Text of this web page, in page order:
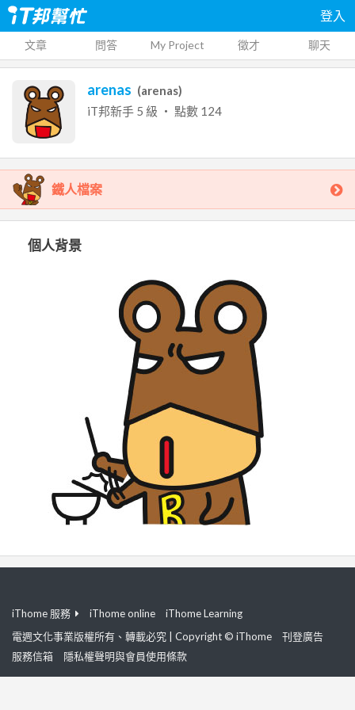
登入
文章 問答 My Project 徵才 聊天
arenas (arenas)
iT邦新手 5 級 ‧ 點數 124
鐵人檔案
個人背景
iThome 服務 iThome online
iThome Learning
電週文化事業版權所有、轉載必究 | Copyright © iThome
刊登廣告
服務信箱
隱私權聲明與會員使用條款